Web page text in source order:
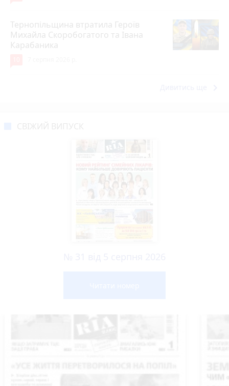
Тернопільщина втратила Героїв
Михайла Скоробогатого та Івана
Карабаника